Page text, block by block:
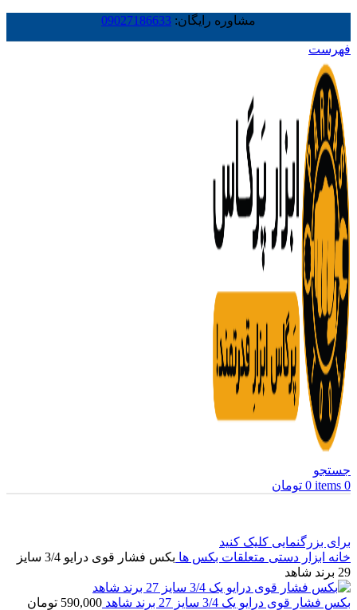
مشاوره رایگان: 09027186633
فهرست
جستجو
0
items
0 تومان
برای بزرگنمایی کلیک کنید
خانه ابزار دستی متعلقات بکس ها
بکس فشار قوی درایو 3/4 سایز
29 برند شاهد
بکس فشار قوی درایو یک 3/4 سایز 27 برند شاهد 590,000 تومان